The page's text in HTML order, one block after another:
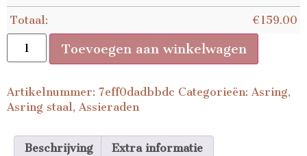
Totaal: €159.00
Toevoegen aan winkelwagen
Artikelnummer: 7eff0dadbbdc Categorieën: Asring,
Asring staal , Assieraden
Beschrijving Extra informatie